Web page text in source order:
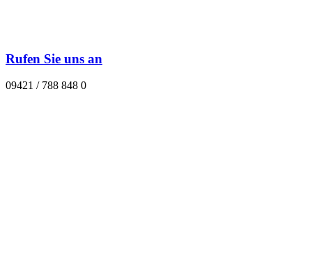
Rufen Sie uns an
09421 / 788 848 0